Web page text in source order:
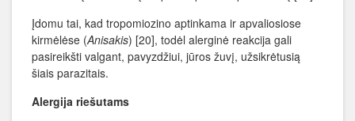
Įdomu tai, kad tropomiozino aptinkama ir apvaliosiose
kirmėlėse (Anisakis) [20], todėl alerginė reakcija gali
pasireikšti valgant, pavyzdžiui, jūros žuvį, užsikrėtusią
šiais parazitais.
Alergija riešutams